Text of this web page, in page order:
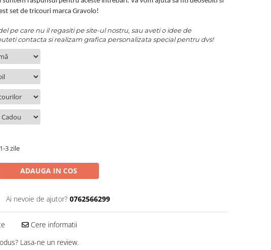
set de tricouri marca Gravolo!
pe care nu il regasiti pe site-ul nostru, sau aveti o idee de
contacta si realizam grafica personalizata special pentru dvs!
1-3 zile
ADAUGA IN COS
Ai nevoie de ajutor? 0762566299
Cere informatii
Lasa-ne un review.